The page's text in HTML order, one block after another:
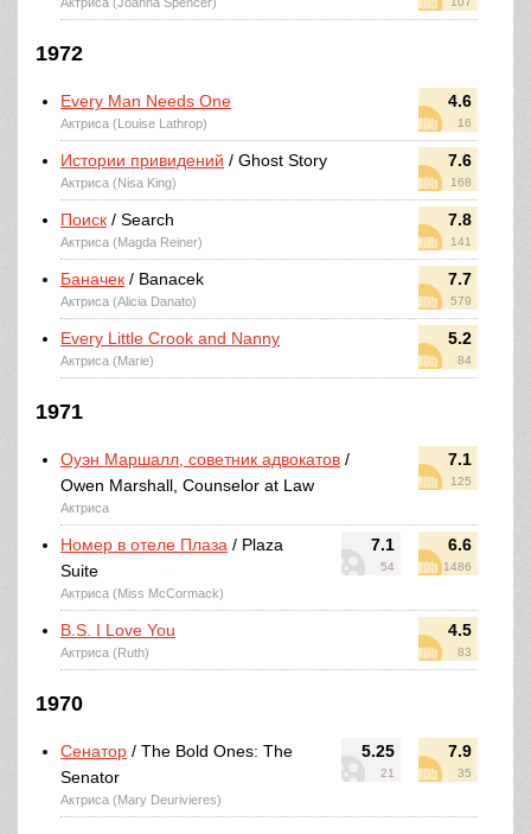
1972
4.6
16
Every Man Needs One
Актриса (Louise Lathrop)
7.6
168
Истории привидений / Ghost Story
Актриса (Nisa King)
7.8
141
Поиск / Search
Актриса (Magda Reiner)
7.7
579
Баначек / Banacek
Актриса (Alicia Danato)
5.2
84
Every Little Crook and Nanny
Актриса (Marie)
1971
7.1
125
Оуэн Маршалл, советник адвокатов /
Owen Marshall, Counselor at Law
Актриса
7.1
54
6.6
1486
Номер в отеле Плаза / Plaza
Suite
Актриса (Miss McCormack)
4.5
83
B.S. I Love You
Актриса (Ruth)
1970
5.25
21
7.9
35
Сенатор / The Bold Ones: The
Senator
Актриса (Mary Deurivieres)